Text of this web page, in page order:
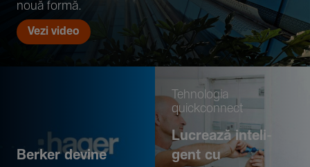
nouă formă.
Vezi video
Berker devine
Tehno­logia
quickconnect
Lucrează inte­li­
gent cu